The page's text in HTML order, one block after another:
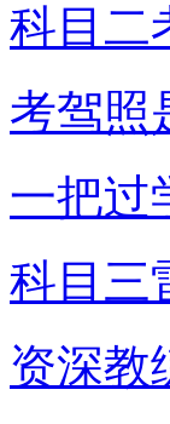
科目二
考驾照
一把过
科目三
资深教